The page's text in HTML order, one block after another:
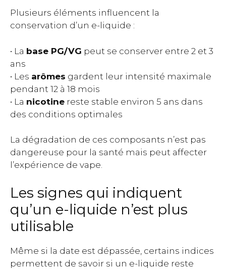
Plusieurs éléments influencent la
conservation d’un e-liquide :
• La base PG/VG peut se conserver entre 2 et 3
ans
• Les arômes gardent leur intensité maximale
pendant 12 à 18 mois
• La nicotine reste stable environ 5 ans dans
des conditions optimales
La dégradation de ces composants n’est pas
dangereuse pour la santé mais peut affecter
l’expérience de vape.
Les signes qui indiquent
qu’un e-liquide n’est plus
utilisable
Même si la date est dépassée, certains indices
permettent de savoir si un e-liquide reste